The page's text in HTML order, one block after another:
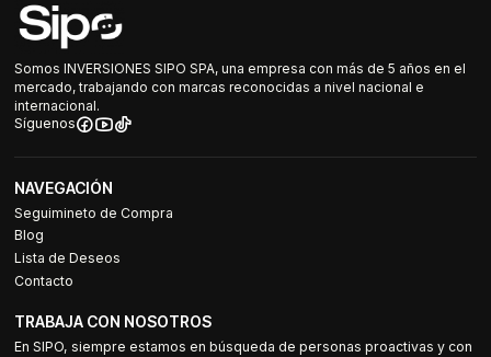
Somos INVERSIONES SIPO SPA, una empresa con más de 5 años en el
mercado, trabajando con marcas reconocidas a nivel nacional e
internacional.
Síguenos
NAVEGACIÓN
Seguimineto de Compra
Blog
Lista de Deseos
Contacto
TRABAJA CON NOSOTROS
En SIPO, siempre estamos en búsqueda de personas proactivas y con